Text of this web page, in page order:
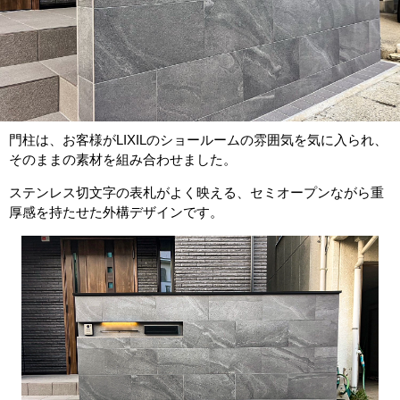
門柱は、お客様がLIXILのショールームの雰囲気を気に入られ、
そのままの素材を組み合わせました。
ステンレス切文字の表札がよく映える、セミオープンながら重
厚感を持たせた外構デザインです。